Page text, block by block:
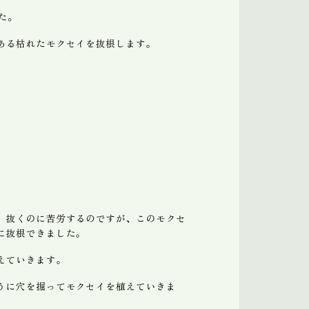
枯れたモクセイを抜根します。
くのに苦労するのですが、このモクセ
根できました。
いきます。
穴を掘ってモクセイを植えていきま